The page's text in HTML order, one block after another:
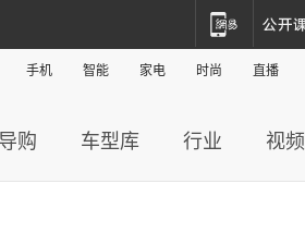
手机 智能 家电 时尚 直播
导购 车型库 行业 视频